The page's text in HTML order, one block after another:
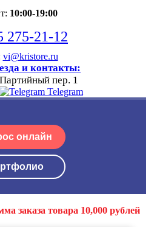
10:00-19:00
275-21-12
vi@kristore.ru
и контакты:
пер. 1
Telegram
онлайн
заказа товара 10,000 рублей